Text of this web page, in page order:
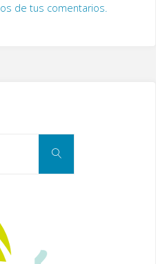
de tus comentarios.
Search